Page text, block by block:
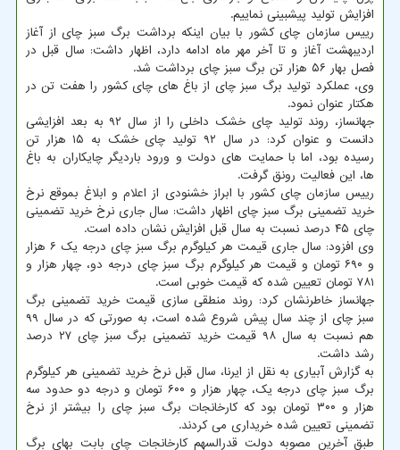
افزایش تولید پیشبینی نماییم.
رییس سازمان چای کشور با بیان اینکه برداشت برگ سبز چای از آغاز
اردیبهشت آغاز و تا آخر مهر ماه ادامه دارد، اظهار داشت: سال قبل در
فصل بهار ۵۶ هزار تن برگ سبز چای برداشت شد.
وی، عملکرد تولید برگ سبز چای از باغ های چای کشور را هفت تن در
هکتار عنوان نمود.
جهانساز، روند تولید چای خشک داخلی را از سال ۹۲ به بعد افزایشی
دانست و عنوان کرد: در سال ۹۲ تولید چای خشک به ۱۵ هزار تن
رسیده بود، اما با حمایت های دولت و ورود باردیگر چایکاران به باغ
ها، این فعالیت رونق گرفت.
رییس سازمان چای کشور با ابراز خشنودی از اعلام و ابلاغ بموقع نرخ
خرید تضمینی برگ سبز چای اظهار داشت: سال جاری نرخ خرید تضمینی
چای ۴۵ درصد نسبت به سال قبل افزایش نشان داده است.
وی افزود: سال جاری قیمت هر کیلوگرم برگ سبز چای درجه یک ۶ هزار
و ۶۹۰ تومان و قیمت هر کیلوگرم برگ سبز چای درجه دو، چهار هزار و
۷۸۱ تومان تعیین شده که قیمت خوبی است.
جهانساز خاطرنشان کرد: روند منطقی سازی قیمت خرید تضمینی برگ
سبز چای از چند سال پیش شروع شده است، به صورتی که در سال ۹۹
هم نسبت به سال ۹۸ قیمت خرید تضمینی برگ سبز چای ۲۷ درصد
رشد داشت.
به گزارش آبیاری به نقل از ایرنا، سال قبل نرخ خرید تضمینی هر کیلوگرم
برگ سبز چای درجه یک، چهار هزار و ۶۰۰ تومان و درجه دو حدود سه
هزار و ۳۰۰ تومان بود که کارخانجات برگ سبز چای را بیشتر از نرخ
تضمینی تعیین شده خریداری می کردند.
طبق آخرین مصوبه دولت قدرالسهم کارخانجات چای بابت بهای برگ